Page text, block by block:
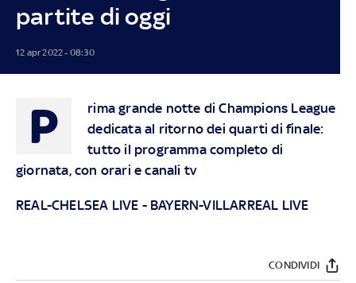
partite di oggi
12 apr 2022 - 08:30
P
rima grande notte di Champions League
dedicata al ritorno dei quarti di finale:
tutto il programma completo di
giornata, con orari e canali tv
REAL-CHELSEA LIVE - BAYERN-VILLARREAL LIVE
CONDIVIDI